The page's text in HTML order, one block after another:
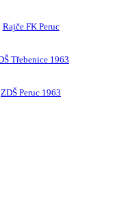
Rajče FK Peruc
Třebenice 1963
ZDŠ Peruc 1963